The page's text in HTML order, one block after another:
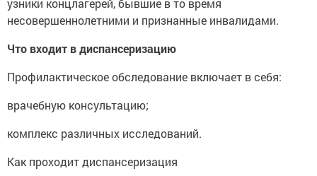
узники концлагерей, бывшие в то время
несовершеннолетними и признанные инвалидами.
Что входит в диспансеризацию
Профилактическое обследование включает в себя:
врачебную консультацию;
комплекс различных исследований.
Как проходит диспансеризация